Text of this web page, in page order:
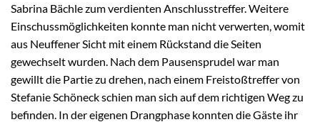
Sabrina Bächle zum verdienten Anschlusstreffer. Weitere
Einschussmöglichkeiten konnte man nicht verwerten, womit
aus Neuffener Sicht mit einem Rückstand die Seiten
gewechselt wurden. Nach dem Pausensprudel war man
gewillt die Partie zu drehen, nach einem Freistoßtreffer von
Stefanie Schöneck schien man sich auf dem richtigen Weg zu
befinden. In der eigenen Drangphase konnten die Gäste ihr